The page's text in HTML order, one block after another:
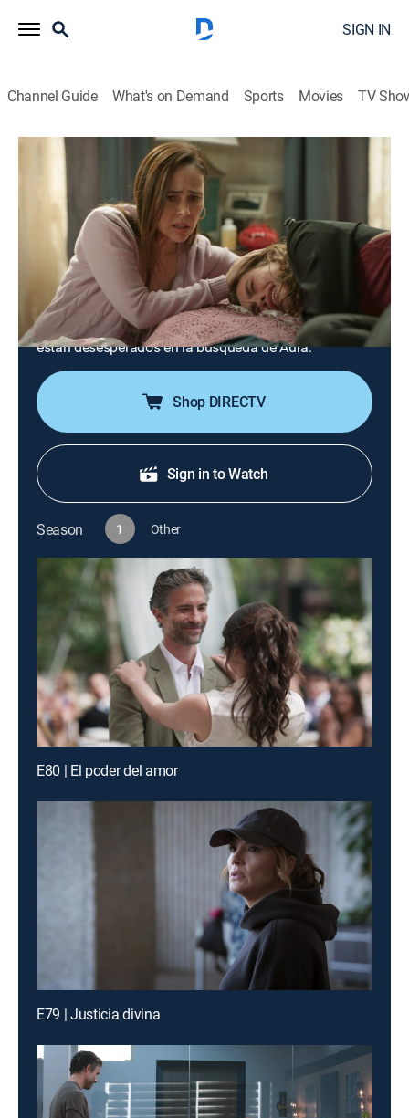
SIGN IN
Channel Guide What's on Demand Sports Movies TV
Hermanas, un amor compartido
S1 E44 | Hermanas, un amor
compartido
0h 40m|TV14 | Drama, Romance, Soap|UNI|Univision
Silverio manda secuestrar a Aura y Germán. Alonso le
cuenta a Nadia que Aura sabe que es su padre y está
desaparecida. Lía discute con Silverio por capturar a
Germán como parte del plan. Toda la familia y amigos
están desesperados en la búsqueda de Aura.
Shop DIRECTV
Sign in to Watch
Season 1 Other
E80 | El poder del amor
E79 | Justicia divina